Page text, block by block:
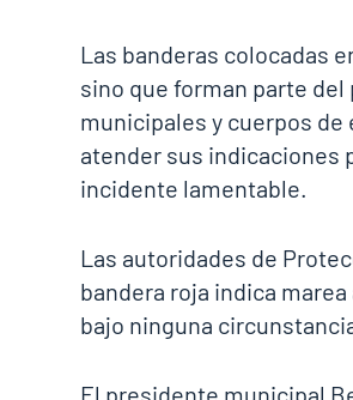
Las banderas colocadas
sino que forman parte
municipales y cuerpos
atender sus indicaciones
incidente lamentable.
Las autoridades de
bandera roja indica
bajo ninguna
El presidente municipal